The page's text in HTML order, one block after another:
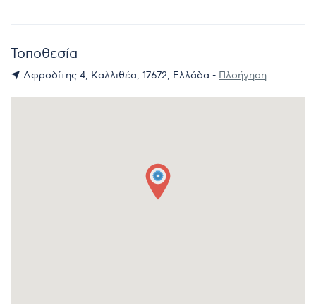
Τοποθεσία
Αφροδίτης 4, Καλλιθέα, 17672, Ελλάδα - Πλοήγηση